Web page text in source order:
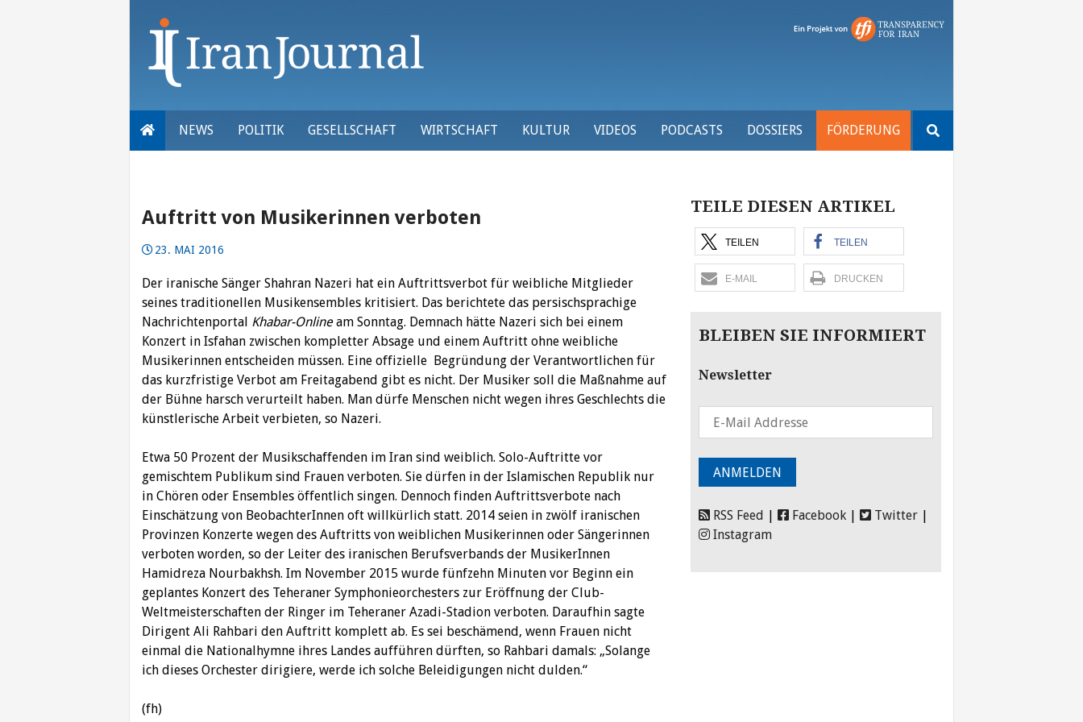
NEWS POLITIK GESELLSCHAFT WIRTSCHAFT KULTUR VIDEOS PODCASTS DOSSIERS FÖRDERUNG
nach:
Auftritt von Musikerinnen verboten
23. MAI 2016
Der iranische Sänger Shahran Nazeri hat ein Auftrittsverbot für weibliche Mitglieder
seines traditionellen Musikensembles kritisiert. Das berichtete das persischsprachige
Nachrichtenportal Khabar-Onlineam Sonntag. Demnach hätte Nazeri sich bei einem
Konzert in Isfahan zwischen kompletter Absage und einem Auftritt ohne weibliche
Musikerinnen entscheiden müssen. Eine offizielle Begründung der Verantwortlichen für
das kurzfristige Verbot am Freitagabend gibt es nicht. Der Musiker soll die Maßnahme auf
der Bühne harsch verurteilt haben. Man dürfe Menschen nicht wegen ihres Geschlechts die
künstlerische Arbeit verbieten, so Nazeri.
Etwa 50 Prozent der Musikschaffenden im Iran sind weiblich. Solo-Auftritte vor
gemischtem Publikum sind Frauen verboten. Sie dürfen in der Islamischen Republik nur
in Chören oder Ensembles öffentlich singen. Dennoch finden Auftrittsverbote nach
Einschätzung von BeobachterInnen oft willkürlich statt. 2014 seien in zwölf iranischen
Provinzen Konzerte wegen des Auftritts von weiblichen Musikerinnen oder Sängerinnen
verboten worden, so der Leiter des iranischen Berufsverbands der MusikerInnen
Hamidreza Nourbakhsh. Im November 2015 wurde fünfzehn Minuten vor Beginn ein
geplantes Konzert des Teheraner Symphonieorchesters zur Eröffnung der Club-
Weltmeisterschaften der Ringer im Teheraner Azadi-Stadion verboten. Daraufhin sagte
Dirigent Ali Rahbari den Auftritt komplett ab. Es sei beschämend, wenn Frauen nicht
einmal die Nationalhymne ihres Landes aufführen dürften, so Rahbari damals: „Solange
ich dieses Orchester dirigiere, werde ich solche Beleidigungen nicht dulden.“
(fh)
TEILE DIESEN ARTIKEL
TEILEN TEILEN
E-MAIL DRUCKEN
BLEIBEN SIE INFORMIERT
Newsletter
RSS Feed Facebook Twitter
Instagram